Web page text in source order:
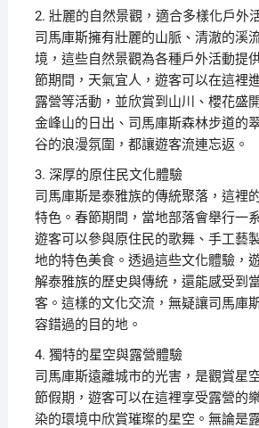
2. 壯麗的自然景觀，適合多樣化戶外
司馬庫斯擁有壯麗的山脈、清澈的溪
境，這些自然景觀為各種戶外活動提
節期間，天氣宜人，遊客可以在這裡
露營等活動，並欣賞到山川、櫻花盛
金峰山的日出、司馬庫斯森林步道的
谷的浪漫氛圍，都讓遊客流連忘返。
3. 深厚的原住民文化體驗
司馬庫斯是泰雅族的傳統聚落，這裡
特色。春節期間，當地部落會舉行一
遊客可以參與原住民的歌舞、手工藝
地的特色美食。透過這些文化體驗，
解泰雅族的歷史與傳統，還能感受到
客。這樣的文化交流，無疑讓司馬庫
容錯過的目的地。
4. 獨特的星空與露營體驗
司馬庫斯遠離城市的光害，是觀賞星
節假期，遊客可以在這裡享受露營的
染的環境中欣賞璀璨的星空。無論是